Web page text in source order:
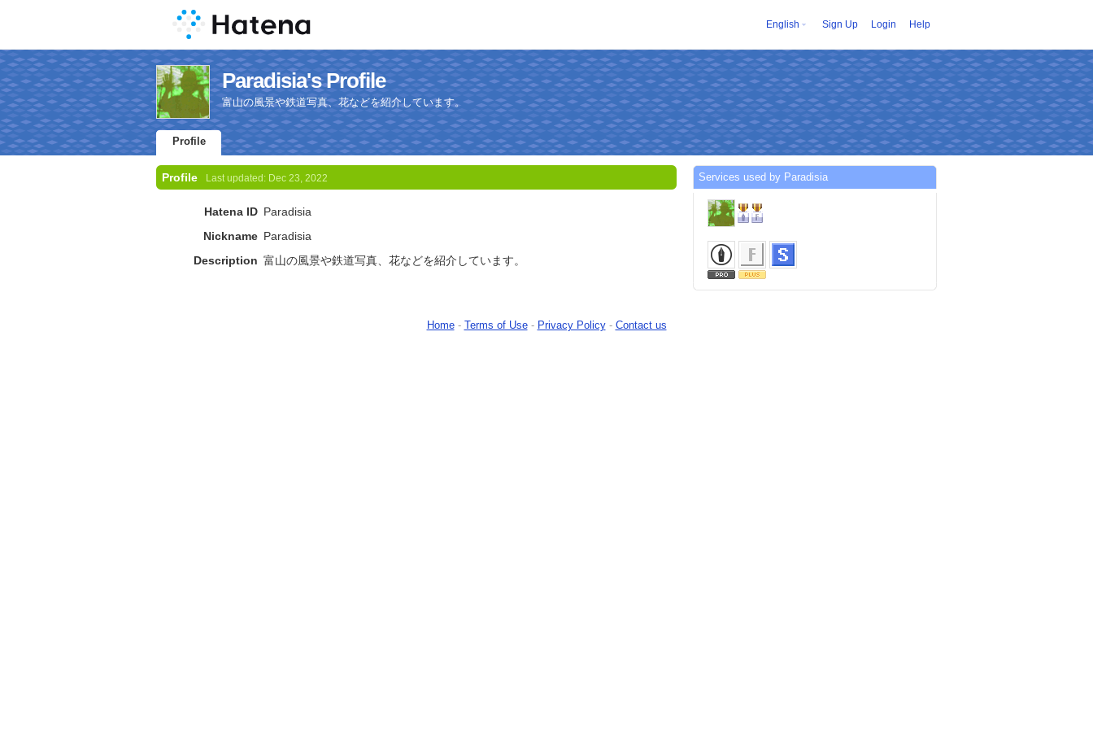
English Sign Up Login Help
Paradisia's Profile
富山の風景や鉄道写真、花などを紹介しています。
Profile
Profile Last updated: Dec 23, 2022
Hatena ID Paradisia
Nickname Paradisia
Description 富山の風景や鉄道写真、花などを紹介しています。
Services used by Paradisia
Home- Terms of Use- Privacy Policy- Contact us